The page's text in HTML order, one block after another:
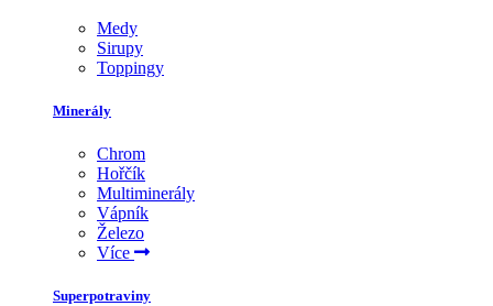
Medy
Sirupy
Toppingy
Minerály
Chrom
Hořčík
Multiminerály
Vápník
Železo
Více
Superpotraviny